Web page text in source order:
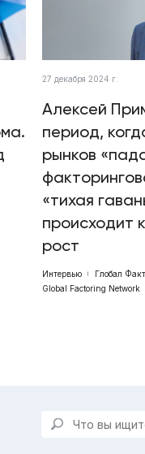
27 декабря 2024 г.
Алексей
период,
рынков
«тихая
происходит
рост
Интервью
Глобал
Global Factoring Network